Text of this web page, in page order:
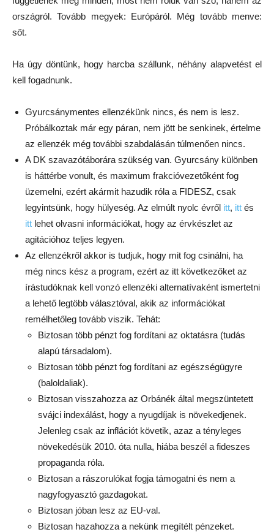
országról. Tovább megyek: Európáról. Még tovább menve:
sőt.
Ha úgy döntünk, hogy harcba szállunk, néhány alapvetést el
kell fogadnunk.
Gyurcsánymentes ellenzékünk nincs, és nem is lesz.
Próbálkoztak már egy páran, nem jött be senkinek, értelme
az ellenzék még további szabdalásán túlmenően nincs.
A DK szavazótáborára szükség van. Gyurcsány különben
is háttérbe vonult, és maximum frakcióvezetőként fog
üzemelni, ezért akármit hazudik róla a FIDESZ, csak
legyintsünk, hogy hülyeség. Az elmúlt nyolc évről itt, itt és
itt lehet olvasni információkat, hogy az érvkészlet az
agitációhoz teljes legyen.
Az ellenzékről akkor is tudjuk, hogy mit fog csinálni, ha
még nincs kész a program, ezért az itt következőket az
írástudóknak kell vonzó ellenzéki alternatívaként ismertetni
a lehető legtöbb választóval, akik az információkat
remélhetőleg tovább viszik. Tehát:
Biztosan több pénzt fog fordítani az oktatásra (tudás
alapú társadalom).
Biztosan több pénzt fog fordítani az egészségügyre
(baloldaliak).
Biztosan visszahozza az Orbánék által megszüntetett
svájci indexálást, hogy a nyugdíjak is növekedjenek.
Jelenleg csak az inflációt követik, azaz a tényleges
növekedésük 2010. óta nulla, hiába beszél a fideszes
propaganda róla.
Biztosan a rászorulókat fogja támogatni és nem a
nagyfogyasztó gazdagokat.
Biztosan jóban lesz az EU-val.
Biztosan hazahozza a nekünk megítélt pénzeket.